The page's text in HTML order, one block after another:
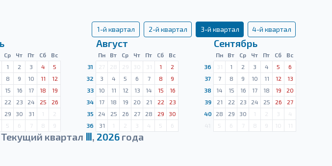
1-й квартал 2-й квартал 3-й квартал 4-й квартал
Ср Чт Пт Сб
Вс
1 2 3 4
5
8 9 10 11
12
15 16 17 18
19
22 23 24 25
26
29 30 31 1
2
5 6 7 8 9
Август
Пн Вт Ср Чт Пт Сб
Вс
31
27 28 29 30 31 1
2
32
3 4 5 6 7 8
9
33
10 11 12 13 14 15
16
34
17 18 19 20 21 22
23
35
24 25 26 27 28 29
30
36
31 1 2 3 4 5 6
Сентябрь
Пн Вт Ср Чт Пт Сб
Вс
36
31 1 2 3 4 5
6
37
7 8 9 10 11 12
13
38
14 15 16 17 18 19
20
39
21 22 23 24 25 26
27
40
28 29 30 1 2 3
4
5 6 7 8 9 10 11
Текущий квартал Ⅲ, 2026года